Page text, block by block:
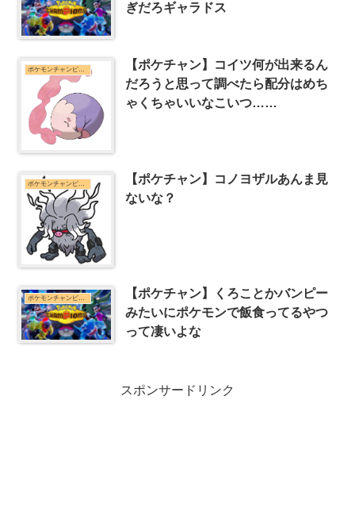
ぎだろギャラドス
【ポケチャン】コイツ何が出来るん
だろうと思って調べたら配分はめち
ゃくちゃいいなこいつ……
【ポケチャン】コノヨザルあんま見
ないな？
【ポケチャン】くろことかバンピー
みたいにポケモンで飯食ってるやつ
って凄いよな
スポンサードリンク